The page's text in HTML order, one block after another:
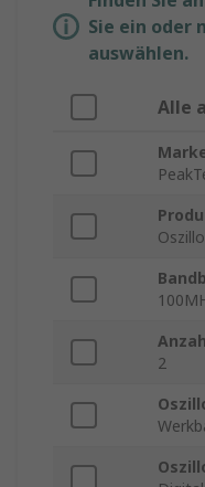
Sie ein oder
auswählen.
Alle
2